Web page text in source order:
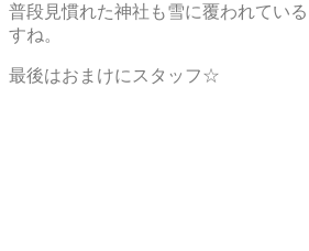
普段見慣れた神社も雪に覆われてい
すね。
最後はおまけにスタッフ☆